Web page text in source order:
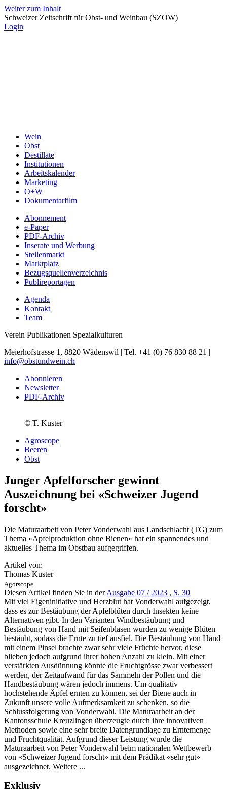
Weiter zum Inhalt
Schweizer Zeitschrift für Obst- und Weinbau (SZOW)
Login
Wein
Obst
Destillate
Institutionen
Arbeitskalender
Marketing
O+W
Dokumentarfilm
Abonnement
e-Paper
PDF-Archiv
Inserate und Werbung
Stellenmarkt
Marktplatz
Bezugsquellenverzeichnis
Publireportagen
Agenda
Kontakt
Team
Verein Publikationen Spezialkulturen
Meierhofstrasse 1, 8820 Wädenswil | Tel. +41 (0) 76 830 88 21 |
info@obstundwein.ch
Abonnieren
Newsletter
PDF-Archiv
© T. Kuster
Agroscope
Beeren
Obst
Junger Apfelforscher gewinnt
Auszeichnung bei «Schweizer Jugend
forscht»
Die Maturaarbeit von Peter Vonderwahl aus Landschlacht (TG) zum
Thema «Apfelproduktion ohne Bienen» hat ein spannendes und
aktuelles Thema im Obstbau aufgegriffen.
Artikel von:
Thomas Kuster
Agorscope
Diesen Artikel finden Sie in derAusgabe 07 / 2023 , S. 30
Mit viel Eigeninitiative und Herzblut hat Vonderwahl aufgezeigt,
dass es zur Bestäubung der Apfelblüten durch Insekten keine
Alternativen gibt. In den Varianten Windbestäubung und
Bestäubung von Hand mit Seifenblasen wurden zu wenige Blüten
bestäubt, sodass die Ernte zu tief ausfiel. Die Bestäubung von Hand
mit einem Pinsel brachte zwar sehr viele Früchte hervor, diese
blieben jedoch aufgrund ihrer hohen Anzahl zu klein. Mit einer
verstärkten Ausdünnung könnte die Fruchtgrösse zwar verbessert
werden, der Zeitaufwand für das Sammeln der Pollen und die
Handbestäubung wären jedoch immens. Um qualitativ
hochstehende Äpfel ernten zu können, sei der Biene auch in
Zukunft unsere volle Aufmerksamkeit zu schenken, so die
Schlussfolgerung von Vonderwahl. Die Maturaarbeit an der
Kantonsschule Kreuzlingen überzeugte durch ihre innovativen
Methoden sowie eine sehr breite Datengrundlage zu Erntemenge
und Fruchtqualität. Aufgrund dieser Leistung wurde die
Maturaarbeit von Peter Vonderwahl beim nationalen Wettbewerb
von «Schweizer Jugend forscht» mit dem Prädikat «sehr gut»
ausgezeichnet. Weitere ...
Exklusiv